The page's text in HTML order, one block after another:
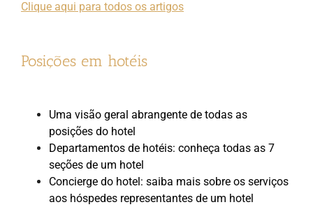
Clique aqui para todos os artigos
Posições em hotéis
Uma visão geral abrangente de todas as
posições do hotel
Departamentos de hotéis: conheça todas as 7
seções de um hotel
Concierge do hotel: saiba mais sobre os serviços
aos hóspedes representantes de um hotel